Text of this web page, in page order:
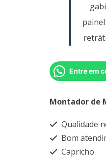
Entre em
Montador de
Qualidade
Bom
Capricho